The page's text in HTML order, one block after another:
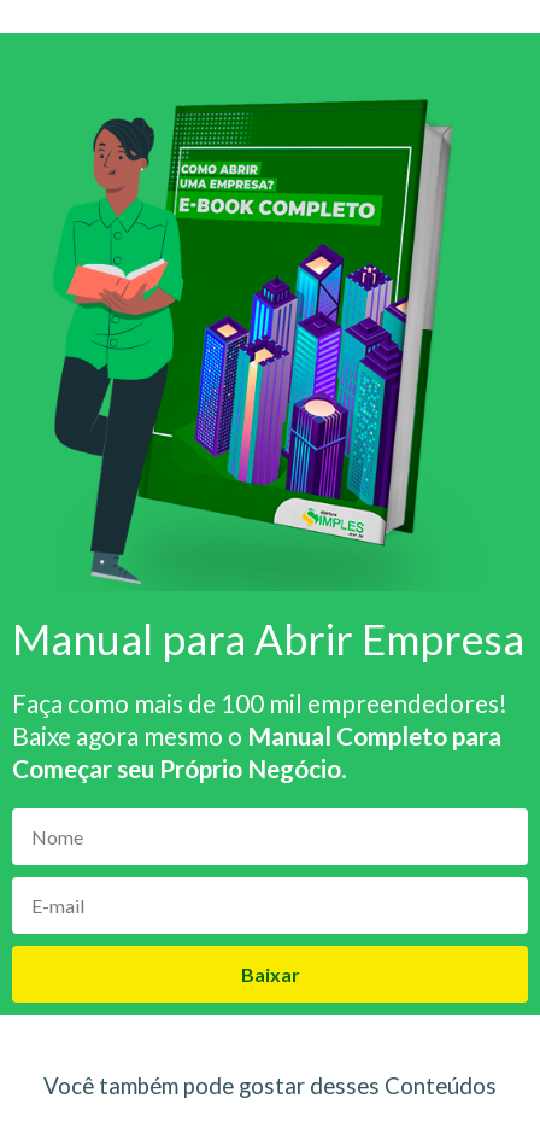
Manual para Abrir Empresa
Faça como mais de 100 mil empreendedores!
Baixe agora mesmo o Manual Completo para
Começar seu Próprio Negócio.
Baixar
Você também pode gostar desses Conteúdos